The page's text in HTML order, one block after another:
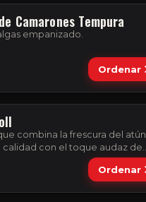
Camarones Tempura
empanizado.
Ordenar
combina la frescura del atún
con el toque audaz de
Ordenar